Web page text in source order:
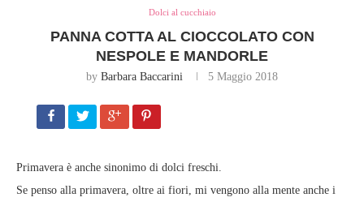
Dolci al cucchiaio
PANNA COTTA AL CIOCCOLATO CON
NESPOLE E MANDORLE
by Barbara Baccarini 5 Maggio 2018
Primavera è anche sinonimo di dolci freschi.
Se penso alla primavera, oltre ai fiori, mi vengono alla mente anche i